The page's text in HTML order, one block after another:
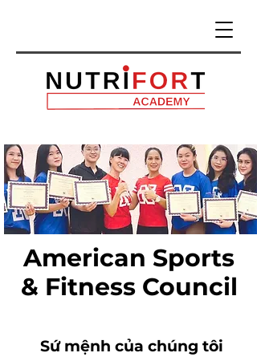
American Sports
& Fitness Council
​Sứ mệnh của chúng tôi